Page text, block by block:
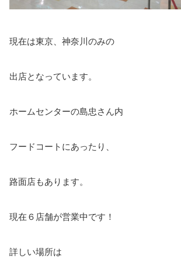
現在は東京、神奈川のみの
出店となっています。
ホームセンターの島忠さん内
フードコートにあったり、
路面店もあります。
現在６店舗が営業中です！
詳しい場所は